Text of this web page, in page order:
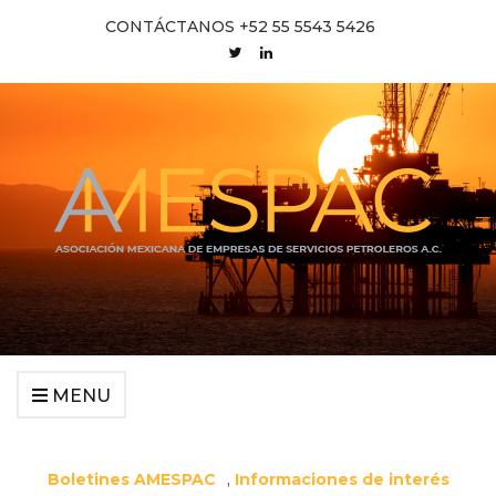
CONTÁCTANOS +52 55 5543 5426
MENU
Boletines AMESPAC , Informaciones de interés